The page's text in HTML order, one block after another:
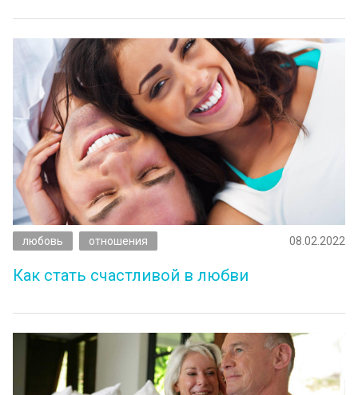
любовь отношения 08.02.2022
Как стать счастливой в любви